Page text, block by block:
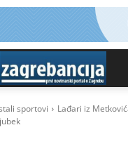
sportovi
Lađari iz